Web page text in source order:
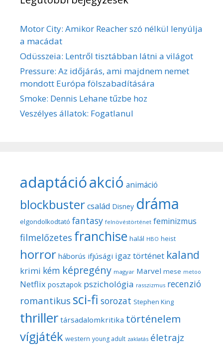
Motor City: Amikor Reacher szó nélkül lenyúlja
a macádat
Odüsszeia: Lentről tisztábban látni a világot
Pressure: Az időjárás, ami majdnem nemet
mondott Európa fölszabadítására
Smoke: Dennis Lehane tűzbe hoz
Veszélyes állatok: Fogatlanul
adaptációakció animáció
blockbustercsalád Disney dráma
elgondolkodtató fantasy felnövéstörténet feminizmus
filmelőzetes franchise halál HBO heist
horror háborús ifjúsági igaz történet kaland
krimi kém képregény magyar Marvel mese metoo
Netflix posztapok pszichológia rasszizmus recenzió
romantikus sci-fi sorozat Stephen King
thriller társadalomkritika történelem
vígjáték western young adult zaklatás életrajz